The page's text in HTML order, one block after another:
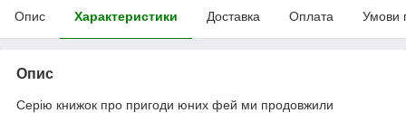
Опис Характеристики Доставка Оплата Умови
Опис
Серію книжок про пригоди юних фей ми продовжили